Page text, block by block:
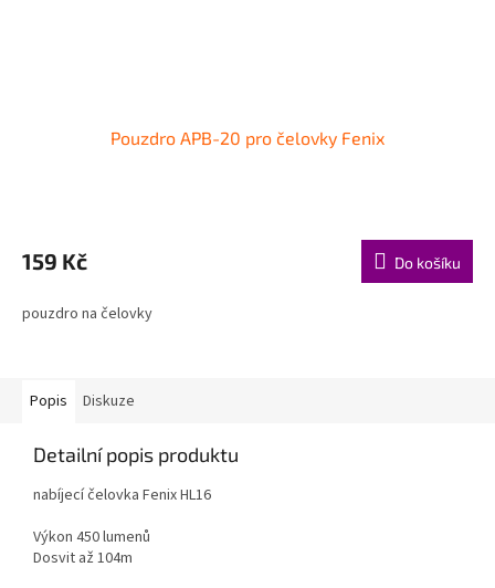
Pouzdro APB-20 pro čelovky Fenix
159 Kč Do košíku
pouzdro na čelovky
Popis Diskuze
Detailní popis produktu
nabíjecí čelovka Fenix HL16
Výkon 450 lumenů
Dosvit až 104m